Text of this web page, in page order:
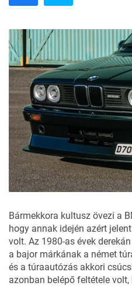
Bármekkora kultusz övezi a
hogy annak idején azért
volt. Az 1980-as évek
a bajor márkának a német
és a túraautózás akkori
azonban belépő feltétele